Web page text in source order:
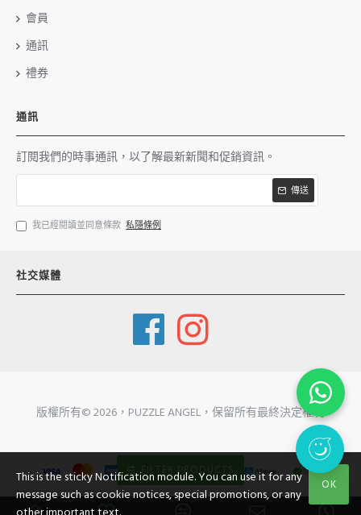
會員
通訊
禮券
通訊
訂閱我們的時事通訊，以了解最新新聞和促銷資訊。
傳送
我已經閱讀並同意條款 私隱條例
社交媒體
版權所有© 2026，PUZZLE ANGEL，保留所有最終決定權利
OK
This is the sticky Notification module. You can use it for any
message such as cookie notices, special promotions, or any
FILTER PRODUCTS